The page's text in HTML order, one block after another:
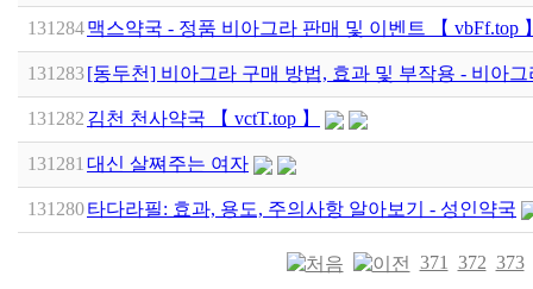
131284맥스약국 - 정품 비아그라 판매 및 이벤트 【 vbFf.top
131283[동두천] 비아그라 구매 방법, 효과 및 부작용 - 비아그
131282 김천 천사약국 【 vctT.top 】
131281 대신 살쪄주는 여자
131280타다라필: 효과, 용도, 주의사항 알아보기 - 성인약국
371 372 373